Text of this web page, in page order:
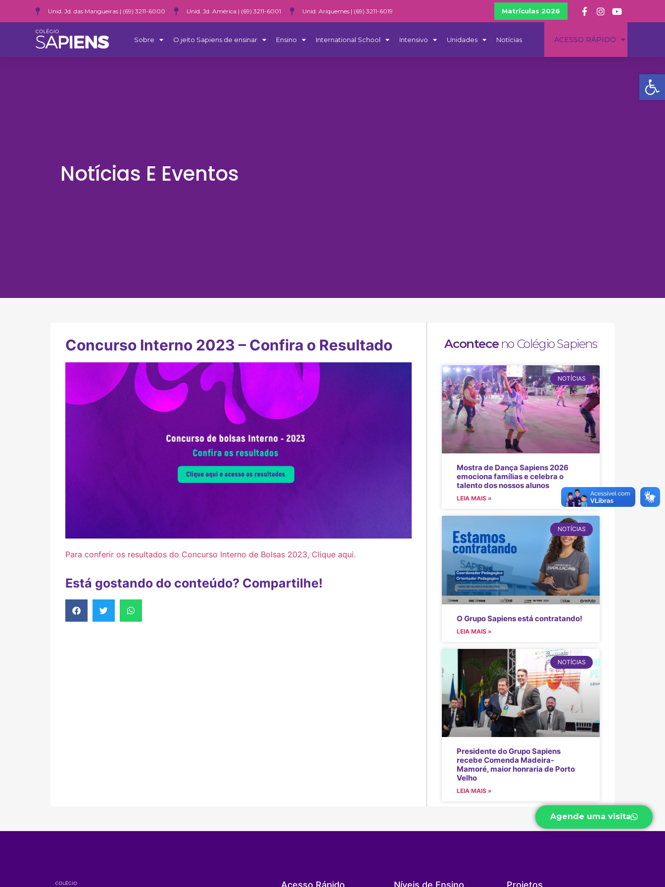
Unid. Jd. das Mangueiras | (69) 3211-6000 Unid. Jd. América | (69) 3211-6001 Unid. Ariquemes | (69) 3211-6019 Matrículas 2026
Sobre O jeito Sapiens de ensinar Ensino International School Intensivo Unidades Notícias ACESSO RÁPIDO
Notícias E Eventos
Concurso Interno 2023 – Confira o Resultado
Para conferir os resultados do Concurso Interno de Bolsas 2023, Clique aqui.
Está gostando do conteúdo? Compartilhe!
Aconteceno Colégio Sapiens
NOTÍCIAS
Mostra de Dança Sapiens 2026
emociona famílias e celebra o
talento dos nossos alunos
LEIA MAIS »
NOTÍCIAS
O Grupo Sapiens está contratando!
LEIA MAIS »
NOTÍCIAS
Presidente do Grupo Sapiens
recebe Comenda Madeira-
Mamoré, maior honraria de Porto
Velho
LEIA MAIS »
Agende uma visita